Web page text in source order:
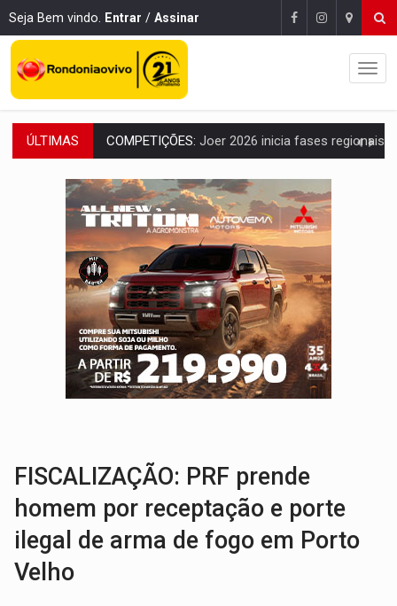
Seja Bem vindo. Entrar / Assinar
ÚLTIMAS PERIGO:Moradores denunciam escuridão e insegurança na Estrada
COLIGAÇÃO:Reabertura de ação no TSE pode resultar em cassação de prefeita
INCLUSÃO:APAE Porto Velho abre inscrições para
CLUBE DOS R$ 00,00:21 candidatos declaram patrimônio zero em Rondônia
INTERIOR:Ouro Preto do Oeste realiza Cavalgada da Expo Show
DESENVOLVIMENTO:Ideb avança nos anos iniciais do ensino
VULGO 'UNIÃO':Chefe de facção criminosa é preso durante
Publicação Legal:CONVOCAÇÃO DAS ELEIÇÕES:
COMPETIÇÕES:
FISCALIZAÇÃO: PRF prende
homem por receptação e porte
ilegal de arma de fogo em Porto
Velho